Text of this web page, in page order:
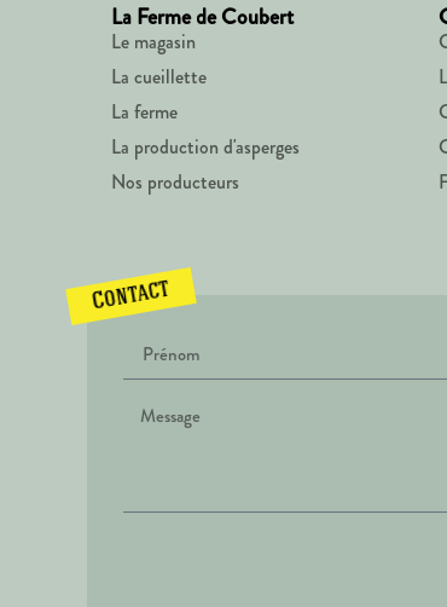
La Ferme de Coubert
Le magasin
La cueillette
La ferme
La production d'asperges
Nos producteurs
Contact